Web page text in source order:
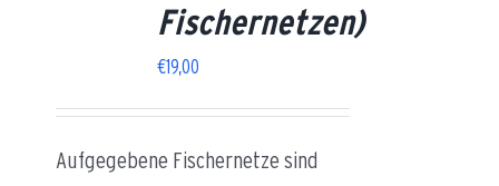
Fischernetzen)
€19,00
Aufgegebene Fischernetze sind